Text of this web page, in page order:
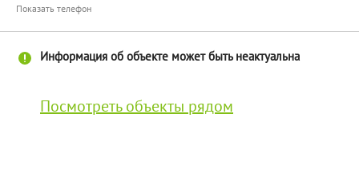
Показать телефон
Информация об объекте может быть неактуальна
Посмотреть объекты рядом